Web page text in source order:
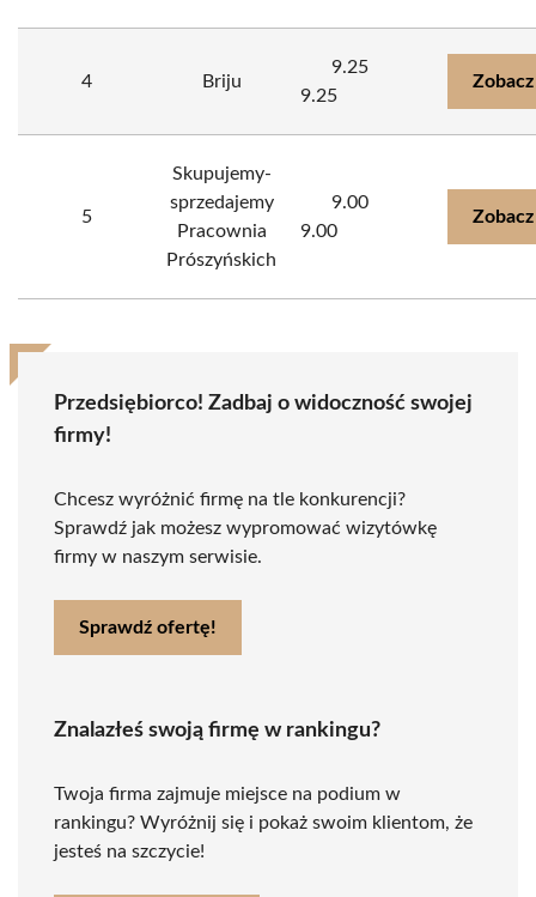
4 Briju
9.25
9.25
5
Skupujemy-
sprzedajemy
Pracownia
Prószyńskich
9.00
9.00
Przedsiębiorco! Zadbaj o widoczność swojej
firmy!
Chcesz wyróżnić firmę na tle konkurencji?
Sprawdź jak możesz wypromować wizytówkę
firmy w naszym serwisie.
Sprawdź ofertę!
Znalazłeś swoją firmę w rankingu?
Twoja firma zajmuje miejsce na podium w
rankingu? Wyróżnij się i pokaż swoim klientom, że
jesteś na szczycie!